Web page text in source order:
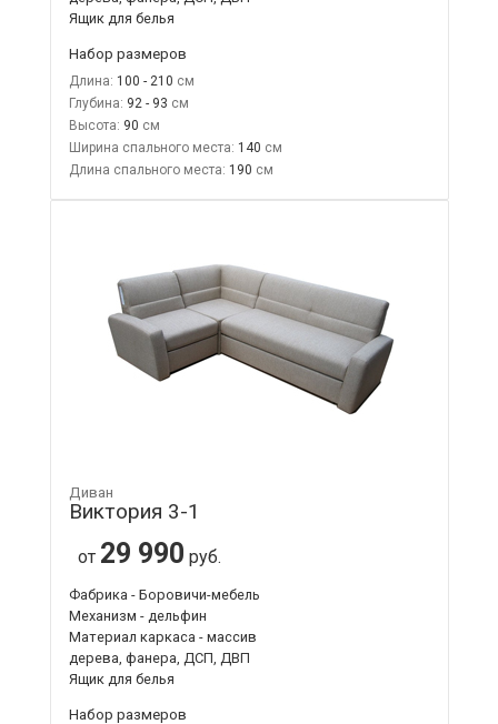
Ящик для белья
Набор размеров
Длина: 100 - 210
Глубина: 92 - 93
Высота: 90
Ширина спального места: 140
Длина спального места: 190
Диван
Виктория 3-1
от 29 990 руб.
Фабрика - Боровичи-мебель
Механизм - дельфин
Материал каркаса - массив
дерева, фанера, ДСП, ДВП
Ящик для белья
Набор размеров